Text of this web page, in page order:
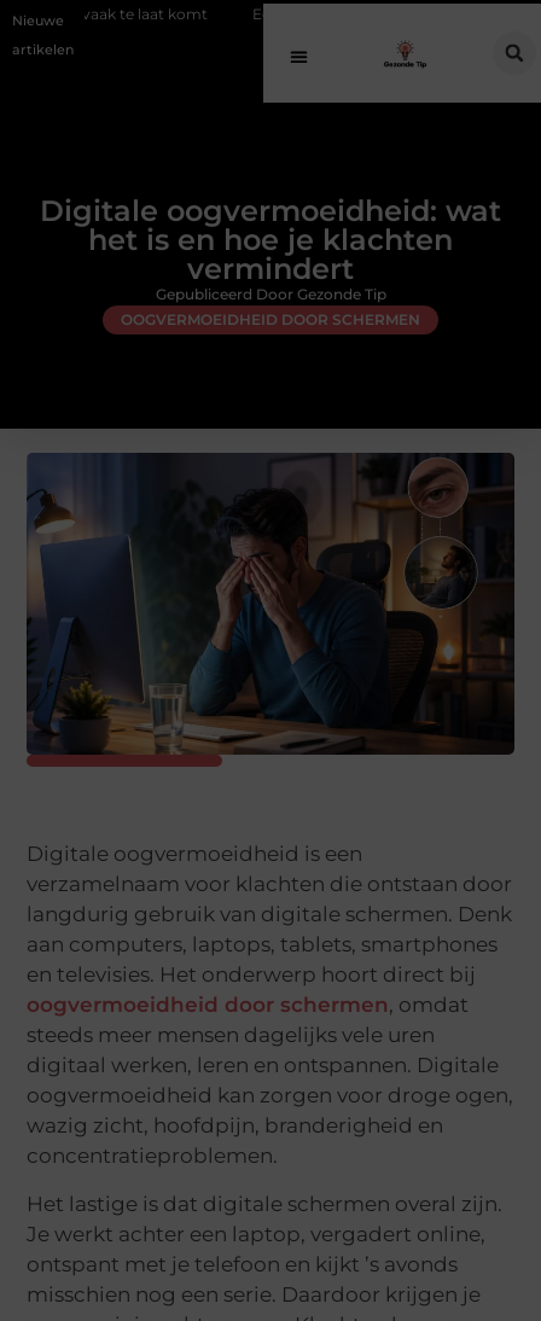
Nieuwe
artikelen
komt Een gezonde avond routine voor een diepe en herstellende
Digitale oogvermoeidheid: wat
het is en hoe je klachten
vermindert
OOGVERMOEIDHEID DOOR SCHERMEN
Gepubliceerd Door Gezonde Tip
Digitale oogvermoeidheid is een
verzamelnaam voor klachten die ontstaan door
langdurig gebruik van digitale schermen. Denk
aan computers, laptops, tablets, smartphones
en televisies. Het onderwerp hoort direct bij
oogvermoeidheid door schermen, omdat
steeds meer mensen dagelijks vele uren
digitaal werken, leren en ontspannen. Digitale
oogvermoeidheid kan zorgen voor droge ogen,
wazig zicht, hoofdpijn, branderigheid en
concentratieproblemen.
Het lastige is dat digitale schermen overal zijn.
Je werkt achter een laptop, vergadert online,
ontspant met je telefoon en kijkt ’s avonds
misschien nog een serie. Daardoor krijgen je